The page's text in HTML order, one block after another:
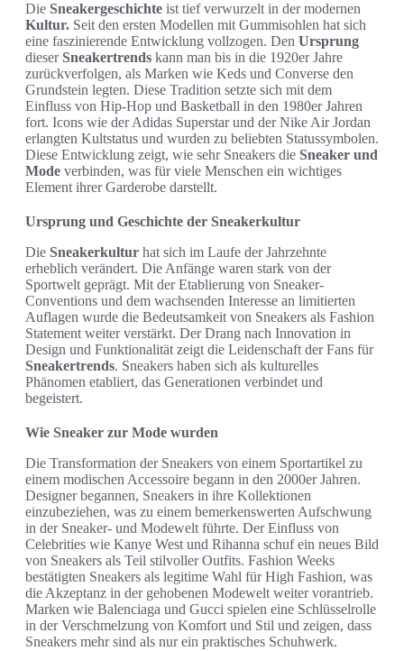
Die Sneakergeschichte ist tief verwurzelt in der modernen
Kultur. Seit den ersten Modellen mit Gummisohlen hat sich
eine faszinierende Entwicklung vollzogen. Den Ursprung
dieserSneakertrends kann man bis in die 1920er Jahre
zurückverfolgen, als Marken wie Keds und Converse den
Grundstein legten. Diese Tradition setzte sich mit dem
Einfluss von Hip-Hop und Basketball in den 1980er Jahren
fort. Icons wie der Adidas Superstar und der Nike Air Jordan
erlangten Kultstatus und wurden zu beliebten Statussymbolen.
Diese Entwicklung zeigt, wie sehr Sneakers die Sneaker und
Mode verbinden, was für viele Menschen ein wichtiges
Element ihrer Garderobe darstellt.
Ursprung und Geschichte der Sneakerkultur
Die Sneakerkultur hat sich im Laufe der Jahrzehnte
erheblich verändert. Die Anfänge waren stark von der
Sportwelt geprägt. Mit der Etablierung von Sneaker-
Conventions und dem wachsenden Interesse an limitierten
Auflagen wurde die Bedeutsamkeit von Sneakers als Fashion
Statement weiter verstärkt. Der Drang nach Innovation in
Design und Funktionalität zeigt die Leidenschaft der Fans für
Sneakertrends. Sneakers haben sich als kulturelles
Phänomen etabliert, das Generationen verbindet und
begeistert.
Wie Sneaker zur Mode wurden
Die Transformation der Sneakers von einem Sportartikel zu
einem modischen Accessoire begann in den 2000er Jahren.
Designer begannen, Sneakers in ihre Kollektionen
einzubeziehen, was zu einem bemerkenswerten Aufschwung
in der Sneaker- und Modewelt führte. Der Einfluss von
Celebrities wie Kanye West und Rihanna schuf ein neues Bild
von Sneakers als Teil stilvoller Outfits. Fashion Weeks
bestätigten Sneakers als legitime Wahl für High Fashion, was
die Akzeptanz in der gehobenen Modewelt weiter vorantrieb.
Marken wie Balenciaga und Gucci spielen eine Schlüsselrolle
in der Verschmelzung von Komfort und Stil und zeigen, dass
Sneakers mehr sind als nur ein praktisches Schuhwerk.